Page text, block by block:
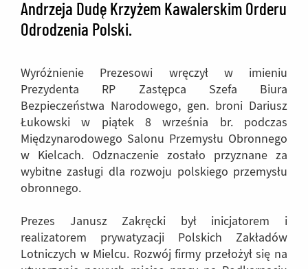
Andrzeja Dudę Krzyżem Kawalerskim Orderu
Odrodzenia Polski.
Wyróżnienie Prezesowi wręczył w imieniu
Prezydenta RP Zastępca Szefa Biura
Bezpieczeństwa Narodowego, gen. broni Dariusz
Łukowski w piątek 8 września br. podczas
Międzynarodowego Salonu Przemysłu Obronnego
w Kielcach. Odznaczenie zostało przyznane za
wybitne zasługi dla rozwoju polskiego przemysłu
obronnego.
Prezes Janusz Zakręcki był inicjatorem i
realizatorem prywatyzacji Polskich Zakładów
Lotniczych w Mielcu. Rozwój firmy przełożył się na